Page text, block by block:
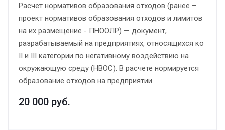
Расчет нормативов образования отходов (ранее –
проект нормативов образования отходов и лимитов
на их размещение - ПНООЛР) — документ,
разрабатываемый на предприятиях, относящихся ко
II и III категории по негативному воздействию на
окружающую среду (НВОС). В расчете нормируется
образование отходов на предприятии.
20 000 руб.